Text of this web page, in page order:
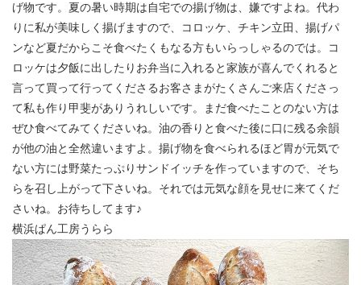
げ物です。夏の暑い時期は自宅での揚げ物は、嫌ですよね。代わ
りに私が美味しく揚げますので、コロッケ、チキン立田、揚げパ
ンなど夏だからこそ食べたくもなる方もいらっしゃるのでは。コ
ロッケは夕飯に出したりお弁当に入れると家族が喜んでくれると
言って買って行ってくださるお客さまがたくさんご来店くださっ
て私も作り甲斐がありうれしいです。まだ食べたことのない方は
ぜひ食べてみてくださいね。油の香りと食べた後に口に残る余韻
が他の油と全然違いますよ。揚げ物を食べられるほど胃が元気で
ない方には野菜たっぷりサンドイッチを作っていますので、そち
らを召し上がって下さいね。それでは元気な顔を見せに来てくだ
さいね。お待ちしてます♪
横浜ぱん工房うらら